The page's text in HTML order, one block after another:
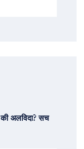
की अलविदा? सच